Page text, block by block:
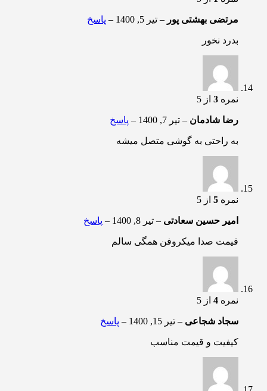
مرتضی بهشتی پور – تیر 5, 1400 – پاسخ
بدرد نخور
نمره 3 از 5
رضا شادمان – تیر 7, 1400 – پاسخ
به راحتی به گوشی متصل میشه
نمره 5 از 5
امیر حسین سعادتی – تیر 8, 1400 – پاسخ
قیمت صدا میکروفن همگی سالم
نمره 4 از 5
سجاد شجاعی – تیر 15, 1400 – پاسخ
کیفیت و قیمت مناسب